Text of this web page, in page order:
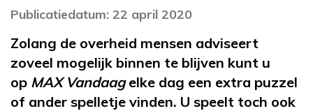
Publicatiedatum: 22 april 2020
Zolang de overheid mensen adviseert
zoveel mogelijk binnen te blijven kunt u
op MAX Vandaagelke dag een extra puzzel
of ander spelletje vinden. U speelt toch ook